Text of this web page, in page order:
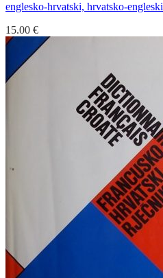
englesko-hrvatski, hrvatsko-engleski
15.00 €